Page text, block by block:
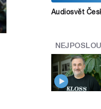
Audiosvět